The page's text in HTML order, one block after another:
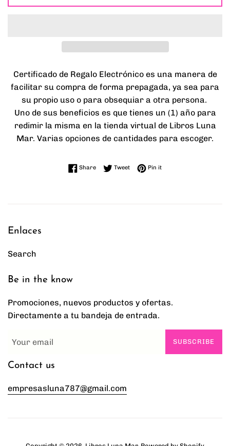
Certificado de Regalo Electrónico es una manera de
facilitar su compra de forma prepagada, ya sea para
su propio uso o para obsequiar a otra persona.
Uno de sus beneficios es que tienes un (1) año para
redimir la misma en la tienda virtual de Libros Luna
Mar. Varias opciones de cantidades para escoger.
ShareShare on Facebook
TweetTweet on Twitter
Pin itPin on Pinterest
Enlaces
Search
Be in the know
Promociones, nuevos productos y ofertas.
Directamente a tu bandeja de entrada.
SUBSCRIBE
Contact us
empresasluna787@gmail.com